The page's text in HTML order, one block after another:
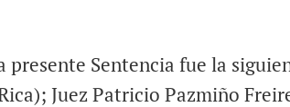
Sentencia fue la
Juez Patricio Pazmiño